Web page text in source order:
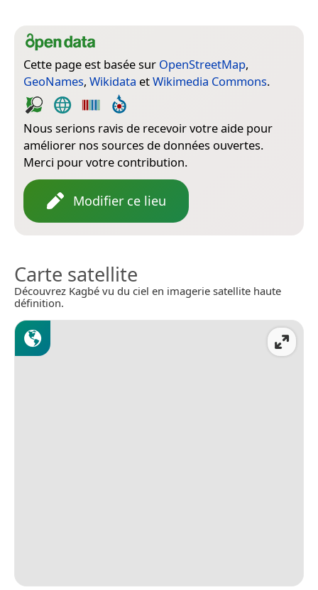
Cette page est basée sur OpenStreetMap,
GeoNames, Wikidata etWikimedia Commons.
Nous serions ravis de recevoir votre aide pour
améliorer nos sources de données ouvertes.
Merci pour votre contribution.
Modifier ce lieu
Carte satellite
Découvrez Kagbé vu du ciel en imagerie satellite haute
définition.